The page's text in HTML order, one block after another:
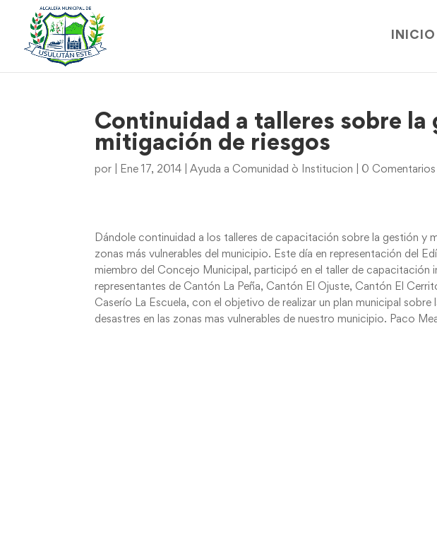
INICIO
Continuidad a talleres sobre la
mitigación de riesgos
por Ene 17, 2014 |Ayuda a Comunidad ò Institucion 0 Comentarios
Dándole continuidad a los talleres de capacitación sobre la gestión y
zonas más vulnerables del municipio. Este día en representación del
miembro del Concejo Municipal, participó en el taller de capacitación
representantes de Cantón La Peña, Cantón El Ojuste, Cantón El
Caserío La Escuela, con el objetivo de realizar un plan municipal
desastres en las zonas mas vulnerables de nuestro municipio. Paco